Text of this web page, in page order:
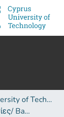
Cyprus University of Technology (Research Output)
Πτυχιακές Εργασίες/ Bachelor's Degree Theses